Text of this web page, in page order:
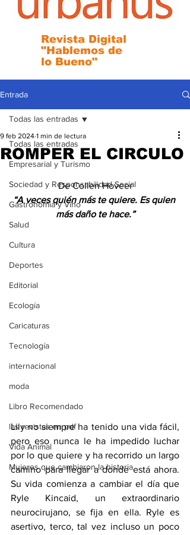
Revista Digital
"Hablemos de
lo Bueno"
Entrada
Todas las entradas
Empresarial y Turismo
Sociedad y Responsabilidad Social
Gastronomia y Vino
Salud
Cultura
Deportes
Editorial
Ecología
Caricaturas
Tecnología
internacional
moda
Libro Recomendado
las revistas en pdf
Vida Animal
Mujeres que cambiaron la historia
Todas las entradas
ROMPER EL CIRCULO
9 feb 2024 1 min de lectura
De Collen Hoveer
“A veces quién más te quiere. Es quien
más daño te hace.”
Lily no siempre ha tenido una vida fácil,
pero eso nunca le ha impedido luchar
por lo que quiere y ha recorrido un largo
camino para llegar a donde está ahora.
Su vida comienza a cambiar el día que
Ryle Kincaid, un extraordinario
neurocirujano, se fija en ella. Ryle es
asertivo, terco, tal vez incluso un poco